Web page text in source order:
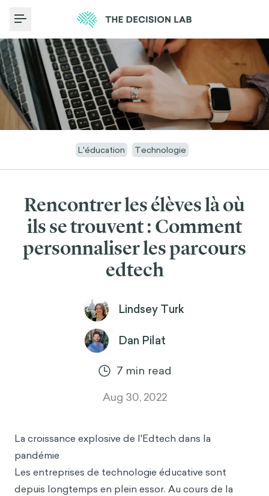
Toggle Menu
L'éducation Technologie
Rencontrer les élèves là où
ils se trouvent : Comment
personnaliser les parcours
edtech
Lindsey Turk
Dan Pilat
7 min read
Aug 30, 2022
La croissance explosive de l'Edtech dans la
pandémie
Les entreprises de technologie éducative sont
depuis longtemps en plein essor. Au cours de la